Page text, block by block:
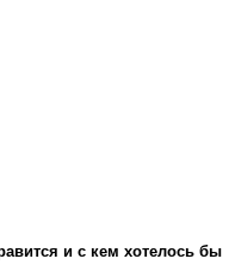
и с кем хотелось бы